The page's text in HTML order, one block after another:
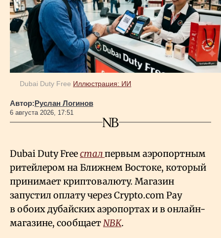
Dubai Duty Free Иллюстрация: ИИ
Автор:Руслан Логинов
6 августа 2026, 17:51
Dubai Duty Freeсталпервым аэропортным
ритейлером на Ближнем Востоке, который
принимает криптовалюту. Магазин
запустил оплату через Crypto.com Pay
в обоих дубайских аэропортах и в онлайн-
магазине, сообщаетNBK.